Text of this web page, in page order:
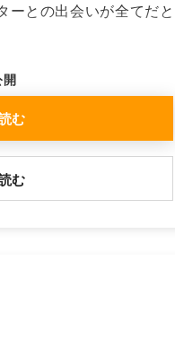
ーとの出会いが全てだ
む
む